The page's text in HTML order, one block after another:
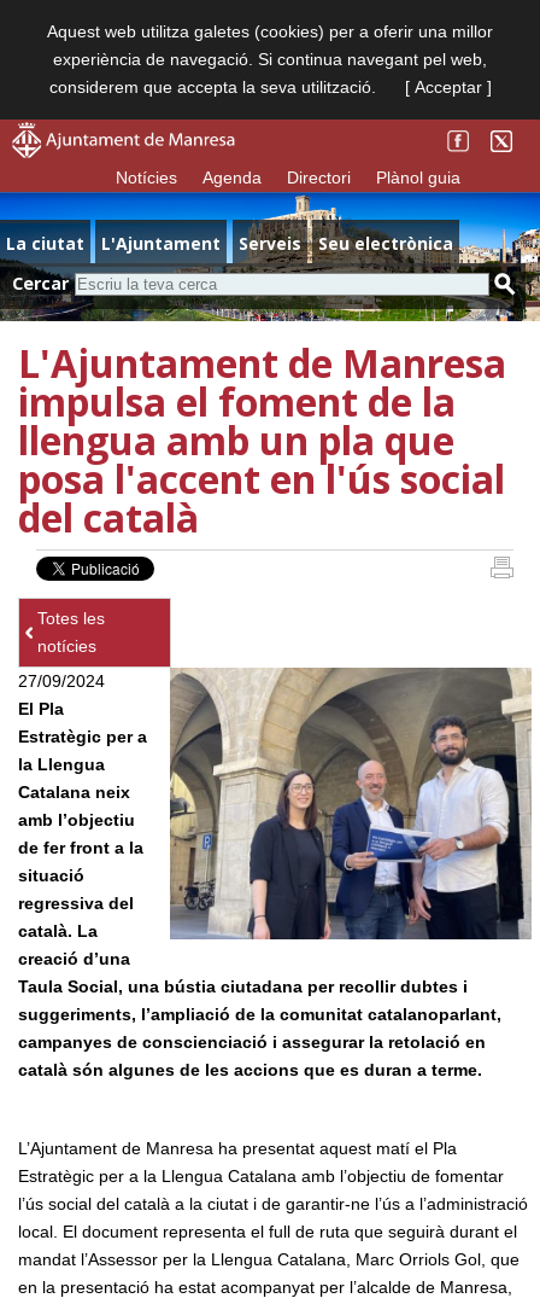
Aquest web utilitza galetes (cookies) per a oferir una millor
experiència de navegació. Si continua navegant pel web,
considerem que accepta la seva utilització.
[ Acceptar ]
Notícies Agenda Directori Plànol guia
La ciutat L'Ajuntament Serveis
Seu electrònica
Cercar
L'Ajuntament de Manresa
impulsa el foment de la
llengua amb un pla que
posa l'accent en l'ús social
del català
Totes les
notícies
27/09/2024
El Pla
Estratègic per a
la Llengua
Catalana neix
amb l’objectiu
de fer front a la
situació
regressiva del
català. La
creació d’una
Taula Social, una bústia ciutadana per recollir dubtes i
suggeriments, l’ampliació de la comunitat catalanoparlant,
campanyes de conscienciació i assegurar la retolació en
català són algunes de les accions que es duran a terme.
L’Ajuntament de Manresa ha presentat aquest matí el Pla
Estratègic per a la Llengua Catalana amb l’objectiu de fomentar
l’ús social del català a la ciutat i de garantir-ne l’ús a l’administració
local. El document representa el full de ruta que seguirà durant el
mandat l’Assessor per la Llengua Catalana, Marc Orriols Gol, que
en la presentació ha estat acompanyat per l’alcalde de Manresa,